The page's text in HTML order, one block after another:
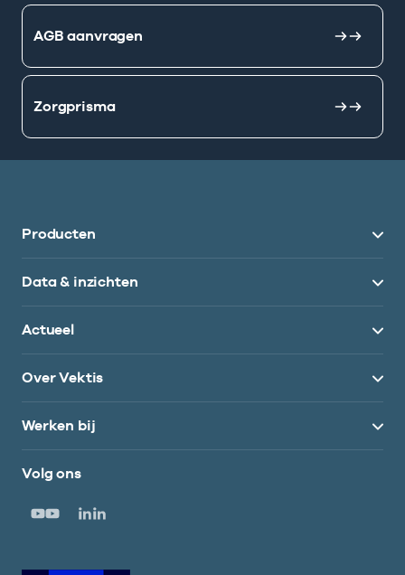
AGB aanvragen
Zorgprisma
Producten
Data & inzichten
Actueel
Over Vektis
Werken bij
Volg ons